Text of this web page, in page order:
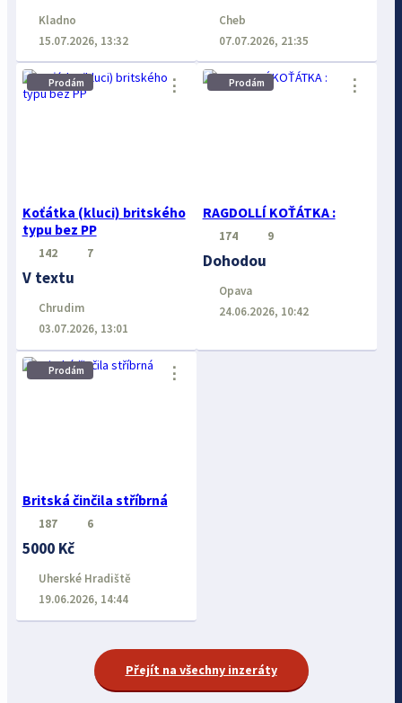
Kladno
15.07.2026, 13:32
Cheb
07.07.2026, 21:35
Prodám
Koťátka (kluci) britského
typu bez PP
⋮
142 7
V textu
Chrudim
03.07.2026, 13:01
Prodám
RAGDOLLÍ KOŤÁTKA :
⋮
174 9
Dohodou
Opava
24.06.2026, 10:42
Prodám
Britská činčila stříbrná
⋮
187 6
5000 Kč
Uherské Hradiště
19.06.2026, 14:44
Přejít na všechny inzeráty